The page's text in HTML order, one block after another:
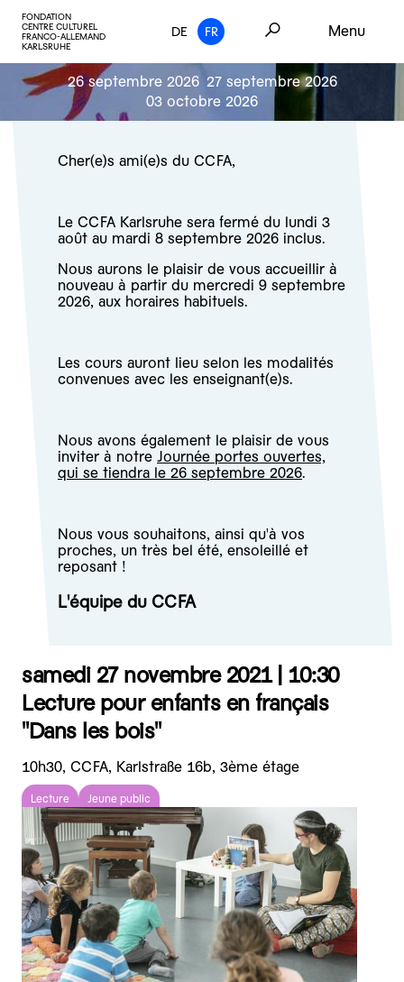
FONDATION
CENTRE CULTUREL
FRANCO-ALLEMAND
KARLSRUHE
DE FR Menu
26 septembre 2026 27 septembre 2026
03 octobre 2026
Cher(e)s ami(e)s du CCFA,
Le CCFA Karlsruhe sera fermé du lundi 3
août au mardi 8 septembre 2026 inclus.
Nous aurons le plaisir de vous accueillir à
nouveau à partir du mercredi 9 septembre
2026, aux horaires habituels.
Les cours auront lieu selon les modalités
convenues avec les enseignant(e)s.
Nous avons également le plaisir de vous
inviter à notre Journée portes ouvertes,
qui se tiendra le 26 septembre 2026.
Nous vous souhaitons, ainsi qu'à vos
proches, un très bel été, ensoleillé et
reposant !
L'équipe du CCFA
samedi 27 novembre 2021 | 10:30
Lecture pour enfants en français
"Dans les bois"
10h30, CCFA, Karlstraße 16b, 3ème étage
Lecture Jeune public